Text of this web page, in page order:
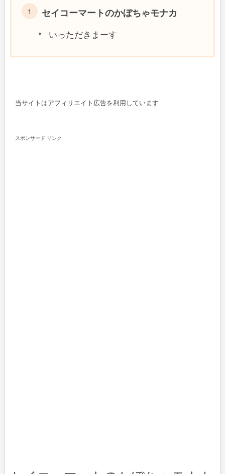
セイコーマートのかぼちゃモナカ
いっただきまーす
当サイトはアフィリエイト広告を利用しています
スポンサード リンク